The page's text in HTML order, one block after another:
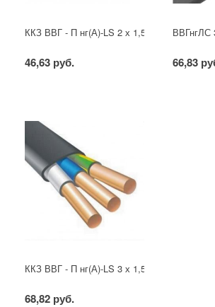
ККЗ ВВГ - П нг(А)-LS 2 х 1,5 ГОСТ
46,63 руб.
ВВГнгЛС
66,83
ККЗ ВВГ - П нг(А)-LS 3 х 1,5 ГОСТ
68,82 руб.